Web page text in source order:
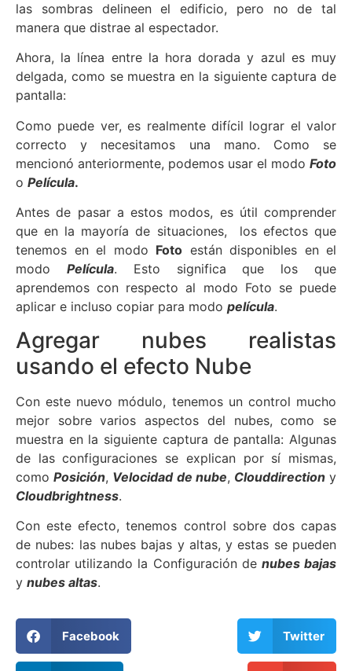
las sombras delineen el edificio, pero no de tal
manera que distrae al espectador.
Ahora, la línea entre la hora dorada y azul es muy
delgada, como se muestra en la siguiente captura de
pantalla:
Como puede ver, es realmente difícil lograr el valor
correcto y necesitamos una mano. Como se
mencionó anteriormente, podemos usar el modo Foto
o Película.
Antes de pasar a estos modos, es útil comprender
que en la mayoría de situaciones, los efectos que
tenemos en el modo Foto están disponibles en el
modo Película. Esto significa que los que
aprendemos con respecto al modo Foto se puede
aplicar e incluso copiar para modo película.
Agregar nubes realistas
usando el efecto Nube
Con este nuevo módulo, tenemos un control mucho
mejor sobre varios aspectos del nubes, como se
muestra en la siguiente captura de pantalla: Algunas
de las configuraciones se explican por sí mismas,
comoPosición, Velocidad de nube, Clouddirectiony
Cloudbrightness.
Con este efecto, tenemos control sobre dos capas
de nubes: las nubes bajas y altas, y estas se pueden
controlar utilizando la Configuración de nubes bajas
y nubes altas.
Facebook Twitter